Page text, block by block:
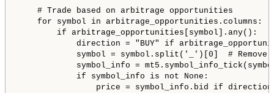
    # Trade based on arbitrage opportunities
    for symbol in arbitrage_opportunities.columns:
        if arbitrage_opportunities[symbol].any():
direction = "BUY" if
symbol = symbol.split('_')[0]  # Remove
symbol_info =
            if symbol_info is not None:
price = symbol_info.bid if